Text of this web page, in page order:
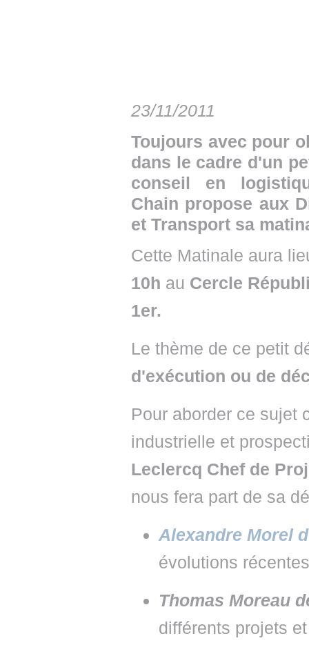
23/11/2011
Toujours avec pour
dans le cadre d'un
conseil en
Chain propose aux
et Transport sa
Cette Matinale aura
10h au Cercle
1er.
Le thème de ce petit
d'exécution ou de
Pour aborder ce sujet
industrielle et
Leclercq Chef de
nous fera part de sa
Alexandre Morel
évolutions
Thomas Moreau
différents projets